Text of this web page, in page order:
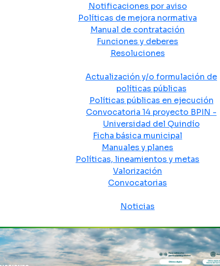
Notificaciones por aviso
Políticas de mejora normativa
Manual de contratación
Funciones y deberes
Resoluciones
Actualización y/o formulación de
políticas públicas
Políticas públicas en ejecución
Convocatoria 14 proyecto BPIN -
Universidad del Quindío
Ficha básica municipal
Manuales y planes
Políticas, lineamientos y metas
Valorización
Convocatorias
Noticias